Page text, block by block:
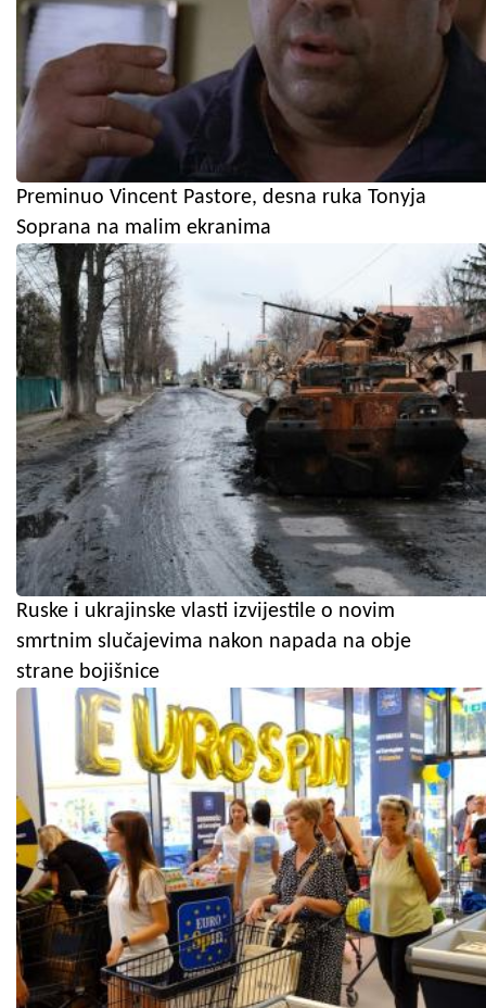
Preminuo Vincent Pastore, desna ruka Tonyja
Soprana na malim ekranima
Ruske i ukrajinske vlasti izvijestile o novim
smrtnim slučajevima nakon napada na obje
strane bojišnice